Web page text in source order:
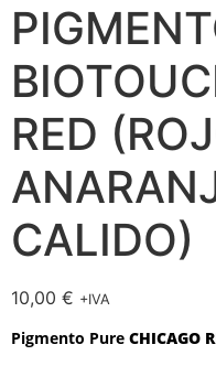
RED
CALIDO)
10,00 € +IVA
Pigmento Pure CHICAGO